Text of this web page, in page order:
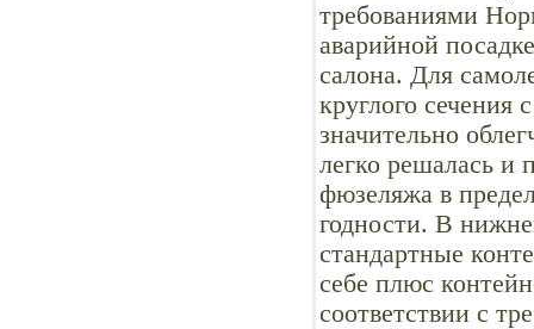
требованиями
аварийной
салона. Для
круглого
значительно
легко решалась и
фюзеляжа в
годности. В
стандартные
себе плюс
соответствии с